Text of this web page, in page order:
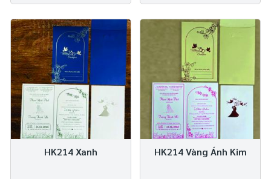
HK214 Xanh HK214 Vàng Ánh Kim